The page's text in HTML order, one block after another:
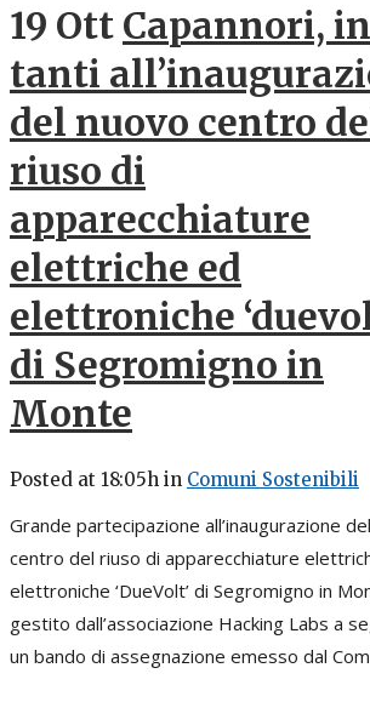
19 Ott Capannori, in
tanti
del nuovo centro
riuso di
apparecchiature
elettriche ed
elettroniche
di Segromigno in
Monte
Posted at 18:05h in Comuni Sostenibili
Grande partecipazione all’inaugurazione
centro del riuso di apparecchiature
elettroniche ‘DueVolt’ di Segromigno in
gestito dall’associazione Hacking Labs a
un bando di assegnazione emesso dal